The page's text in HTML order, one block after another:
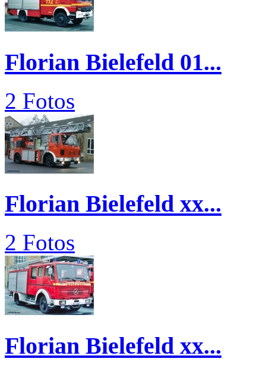
Florian Bielefeld 01...
2 Fotos
Florian Bielefeld xx...
2 Fotos
Florian Bielefeld xx...